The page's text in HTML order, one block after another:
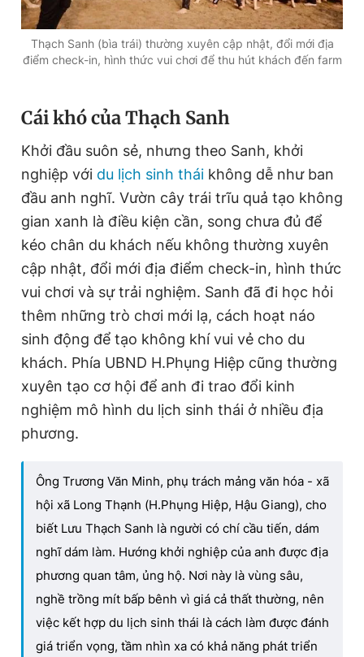
Thạch Sanh (bìa trái) thường xuyên cập nhật, đổi mới địa
điểm check-in, hình thức vui chơi để thu hút khách đến farm
Cái khó củaThạch Sanh
Khởi đầu suôn sẻ, nhưng theo Sanh, khởi
nghiệp với du lịch sinh thái không dễ như ban
đầu anh nghĩ. Vườn cây trái trĩu quả tạo không
gian xanh là điều kiện cần, song chưa đủ để
kéo chân du khách nếu không thường xuyên
cập nhật, đổi mới địa điểm check-in, hình thức
vui chơi và sự trải nghiệm. Sanh đã đi học hỏi
thêm những trò chơi mới lạ, cách hoạt náo
sinh động để tạo không khí vui vẻ cho du
khách. Phía UBND H.Phụng Hiệp cũng thường
xuyên tạo cơ hội để anh đi trao đổi kinh
nghiệm mô hình du lịch sinh thái ở nhiều địa
phương.
Ông Trương Văn Minh, phụ trách mảng văn hóa - xã
hội xã Long Thạnh (H.Phụng Hiệp, Hậu Giang), cho
biết Lưu Thạch Sanh là người có chí cầu tiến, dám
nghĩ dám làm. Hướng khởi nghiệp của anh được địa
phương quan tâm, ủng hộ. Nơi này là vùng sâu,
nghề trồng mít bấp bênh vì giá cả thất thường, nên
việc kết hợp du lịch sinh thái là cách làm được đánh
giá triển vọng, tầm nhìn xa có khả năng phát triển